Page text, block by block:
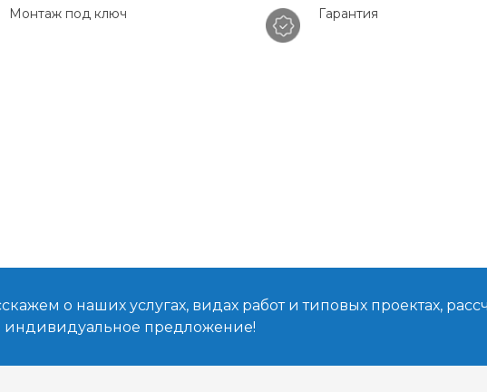
Монтаж под ключ Гарантия
о наших услугах, видах работ и типовых проектах,
индивидуальное предложение!